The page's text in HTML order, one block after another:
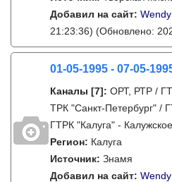
Добавил на сайт:
21:23:36) (Обновлено:
01-05-1995 - 07-05-
Каналы [7]: ОРТ, РТР /
ТРК "Санкт-Петербург" /
ГТРК "Калуга" -
Регион: Калуга
Источник: Знамя
Добавил на сайт: